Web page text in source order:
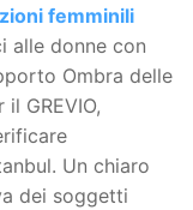
femminili
alle donne con
Ombra delle
GREVIO,
Un chiaro
dei soggetti